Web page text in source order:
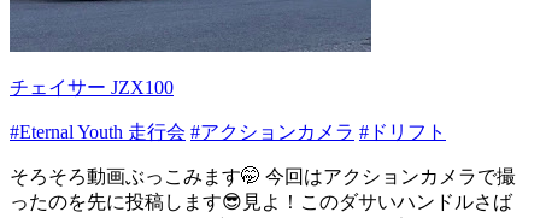
チェイサー JZX100
#Eternal Youth 走行会 #アクションカメラ #ドリフト
そろそろ動画ぶっこみます🤭 今回はアクションカメラで撮
ったのを先に投稿します😎見よ！このダサいハンドルさば